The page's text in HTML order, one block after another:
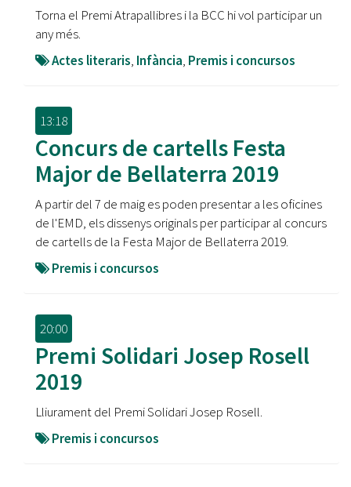
Torna el Premi Atrapallibres i la BCC hi vol participar un
any més.
Actes literaris, Infància, Premis i concursos
13:18
Concurs de cartells Festa
Major de Bellaterra 2019
A partir del 7 de maig es poden presentar a les oficines
de l'EMD, els dissenys originals per participar al concurs
de cartells de la Festa Major de Bellaterra 2019.
Premis i concursos
20:00
Premi Solidari Josep Rosell
2019
Lliurament del Premi Solidari Josep Rosell.
Premis i concursos